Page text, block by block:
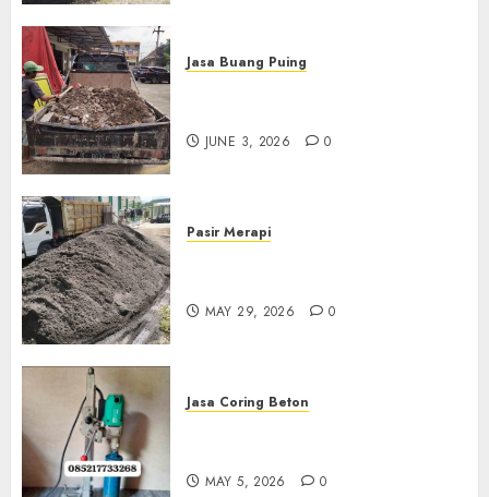
Jasa Buang Puing
JUNE 3, 2026 0
Pasir Merapi
MAY 29, 2026 0
Jasa Coring Beton
MAY 5, 2026 0